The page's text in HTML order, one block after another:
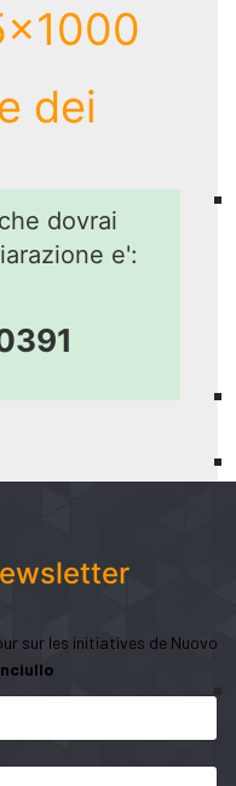
dei
dovrai
e':
sur les initiatives de Nuovo